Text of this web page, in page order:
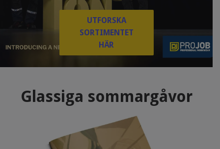
UTFORSKA
SORTIMENTET
HÄR
Glassiga sommargåvor